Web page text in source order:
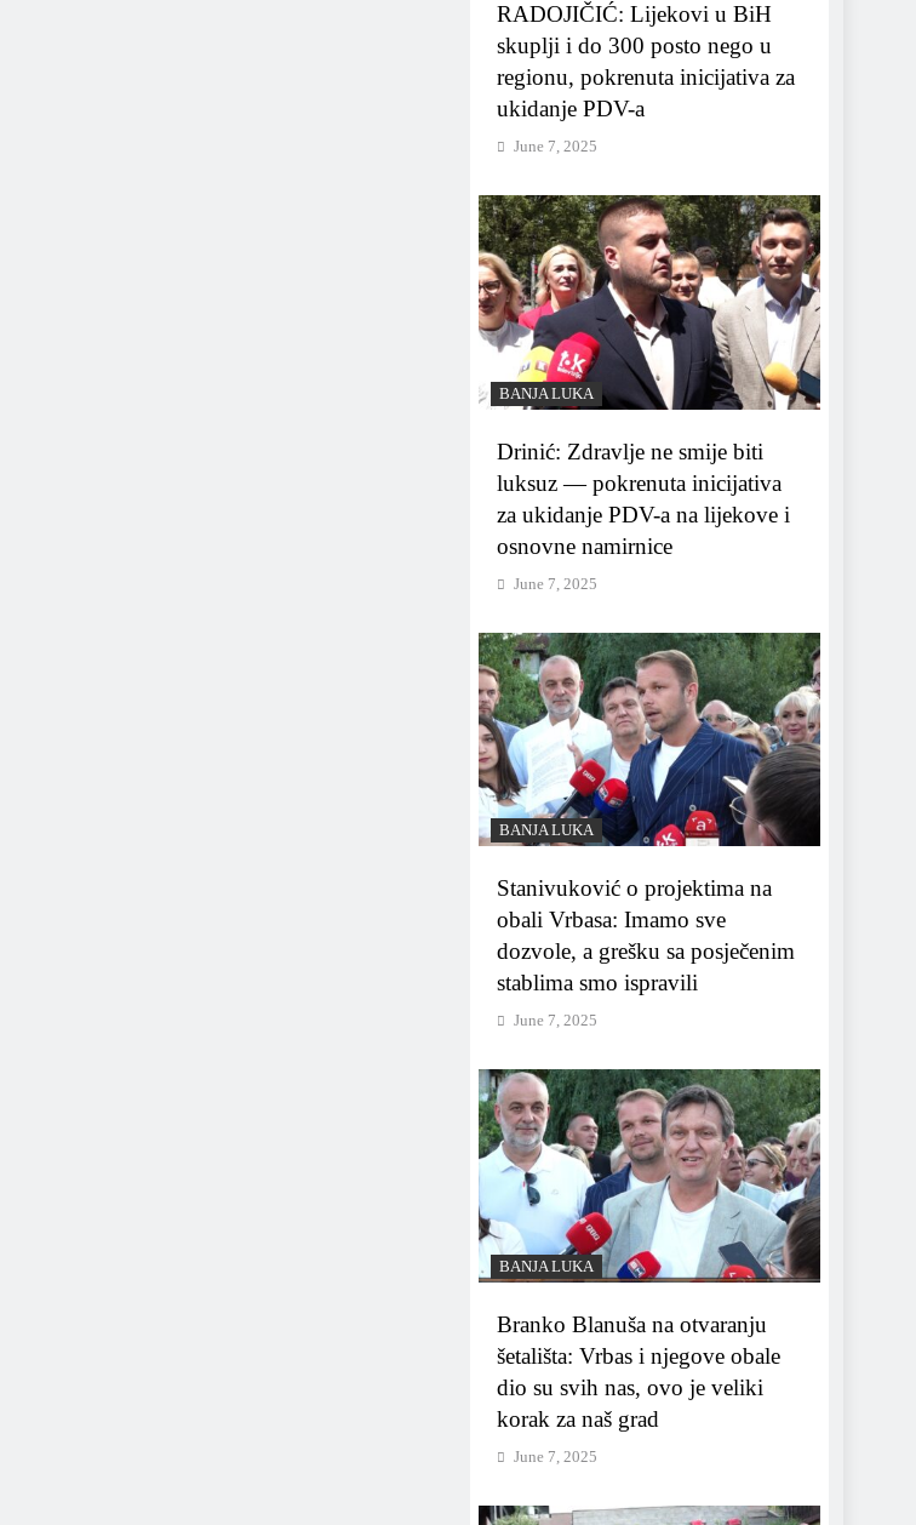
RADOJIČIĆ: Lijekovi u BiH
skuplji i do 300 posto nego u
regionu, pokrenuta inicijativa za
ukidanje PDV-a
June 7, 2025
BANJA LUKA
Drinić: Zdravlje ne smije biti
luksuz — pokrenuta inicijativa
za ukidanje PDV-a na lijekove i
osnovne namirnice
June 7, 2025
BANJA LUKA
Stanivuković o projektima na
obali Vrbasa: Imamo sve
dozvole, a grešku sa posječenim
stablima smo ispravili
June 7, 2025
BANJA LUKA
Branko Blanuša na otvaranju
šetališta: Vrbas i njegove obale
dio su svih nas, ovo je veliki
korak za naš grad
June 7, 2025